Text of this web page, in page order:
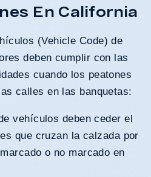
En California
(Vehicle Code) de
deben cumplir con las
cuando los peatones
calles en las banquetas:
vehículos deben ceder el
que cruzan la calzada por
o no marcado en